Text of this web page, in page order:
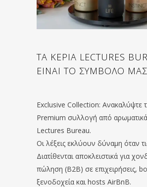
ΤΑ ΚΕΡΙΑ LECTURES
ΕΙΝΑΙ ΤΟ ΣΥΜΒΟΛΟ
Exclusive Collection: Ανακαλύψτε
Premium συλλογή από αρωματικά
Lectures Bureau.
Οι λέξεις εκλύουν δύναμη όταν
Διατίθενται αποκλειστικά για
πώληση (B2B) σε επιχειρήσεις,
ξενοδοχεία και hosts AirBnB.